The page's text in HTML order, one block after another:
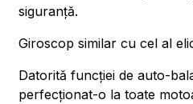
siguranță.
Giroscop similar cu cel al
Datorită funcției de auto-
perfecționat-o la toate